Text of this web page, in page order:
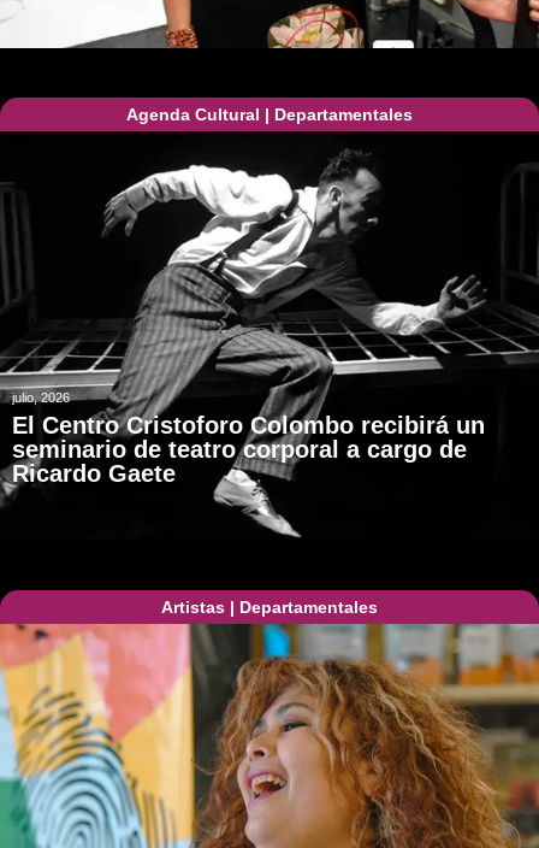
Agenda Cultural | Departamentales
julio, 2026
El Centro Cristoforo Colombo recibirá un
seminario de teatro corporal a cargo de
Ricardo Gaete
Artistas | Departamentales